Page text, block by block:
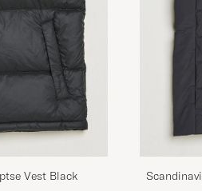
Vest Black